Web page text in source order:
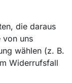
die daraus
von uns
wählen (z. B.
Widerrufsfall